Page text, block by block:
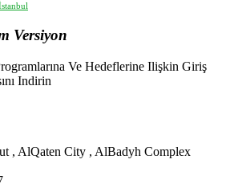
Versiyon
Ve Hedeflerine Ilişkin Giriş
Indirin
, AlQaten City , AlBadyh Complex